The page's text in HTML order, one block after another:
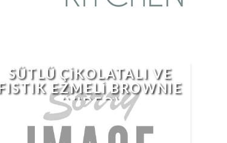
SÜTLÜ ÇİKOLATALI VE
FISTIK EZMELİ BROWNIE
(VIDEO)